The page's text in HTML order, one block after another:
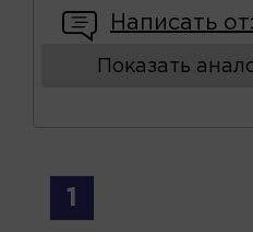
Написать
Показать
1